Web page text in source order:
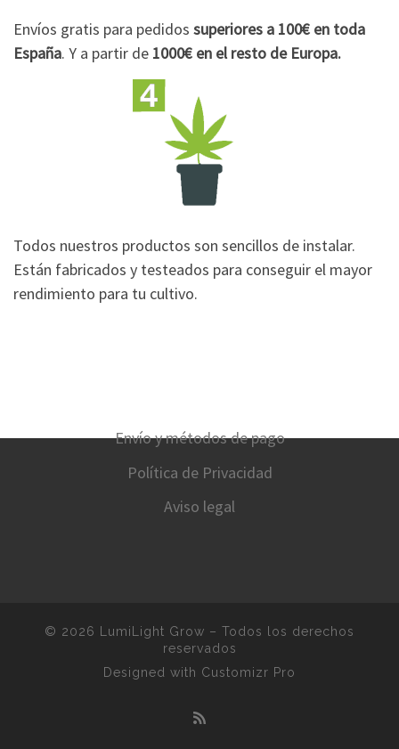
Envíos gratis para pedidos superiores a 100€ en toda
España. Y a partir de 1000€ en el resto de Europa.
Todos nuestros productos son sencillos de instalar.
Están fabricados y testeados para conseguir el mayor
rendimiento para tu cultivo.
Envío y métodos de pago
Política de Privacidad
Aviso legal
© 2026 LumiLight Grow – Todos los derechos
reservados
Designed with Customizr Pro